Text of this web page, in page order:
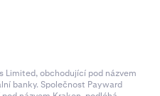
Limited, obchodující pod názvem
banky. Společnost Payward